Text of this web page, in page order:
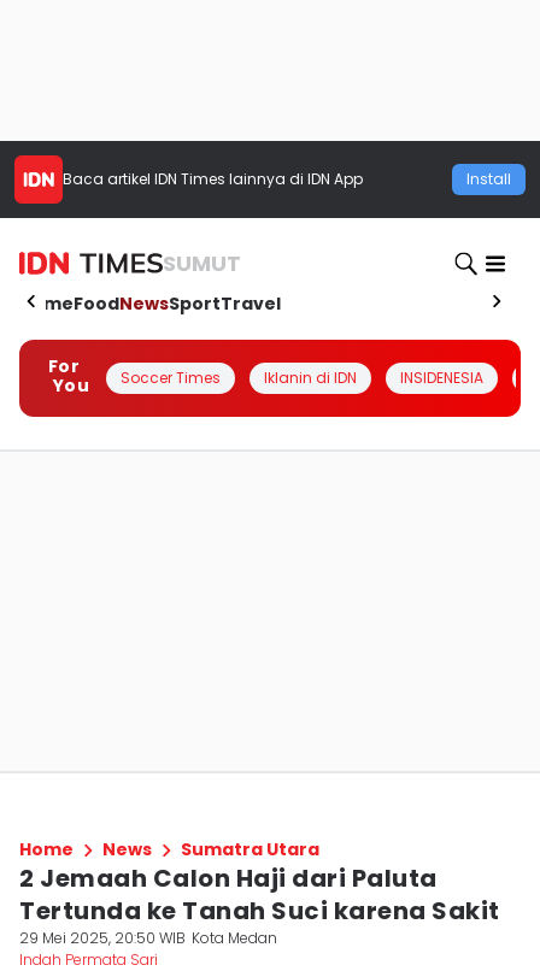
Baca artikel IDN Times lainnya di IDN App Install
SUMUT
HomeFoodNewsSportTravel
For
You
Soccer Times Iklanin di IDN INSIDENESIA
Home News Sumatra Utara
2 Jemaah Calon Haji dari Paluta
Tertunda ke Tanah Suci karena Sakit
29 Mei 2025, 20:50 WIB Kota Medan
Indah Permata Sari